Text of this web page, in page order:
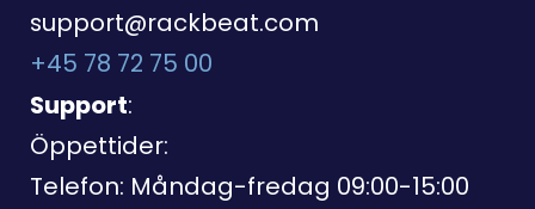
support@rackbeat.com
+45 78 72 75 00
Support:
Öppettider:
Telefon: Måndag-fredag 09:00-15:00